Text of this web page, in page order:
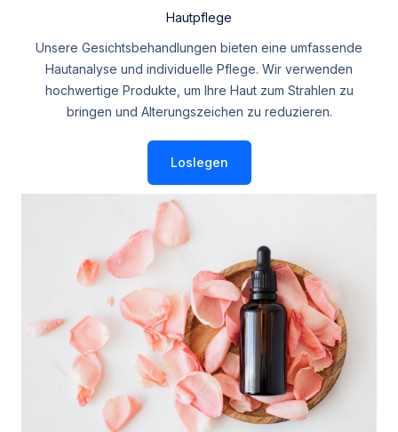
Hautpflege
Unsere Gesichtsbehandlungen bieten eine umfassende
Hautanalyse und individuelle Pflege. Wir verwenden
hochwertige Produkte, um Ihre Haut zum Strahlen zu
bringen und Alterungszeichen zu reduzieren.
Loslegen